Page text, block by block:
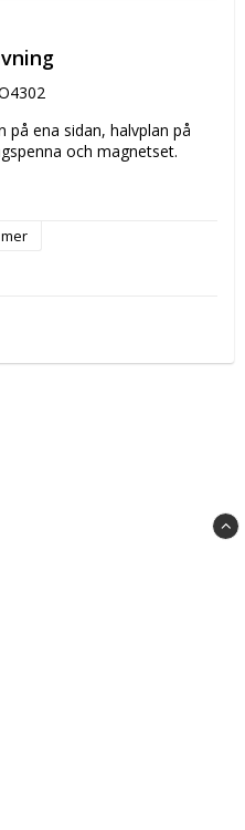
på ena sidan, halvplan på
och magnetset.